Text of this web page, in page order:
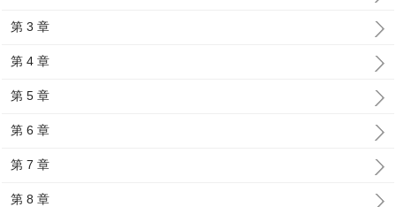
第 3 章
第 4 章
第 5 章
第 6 章
第 7 章
第 8 章